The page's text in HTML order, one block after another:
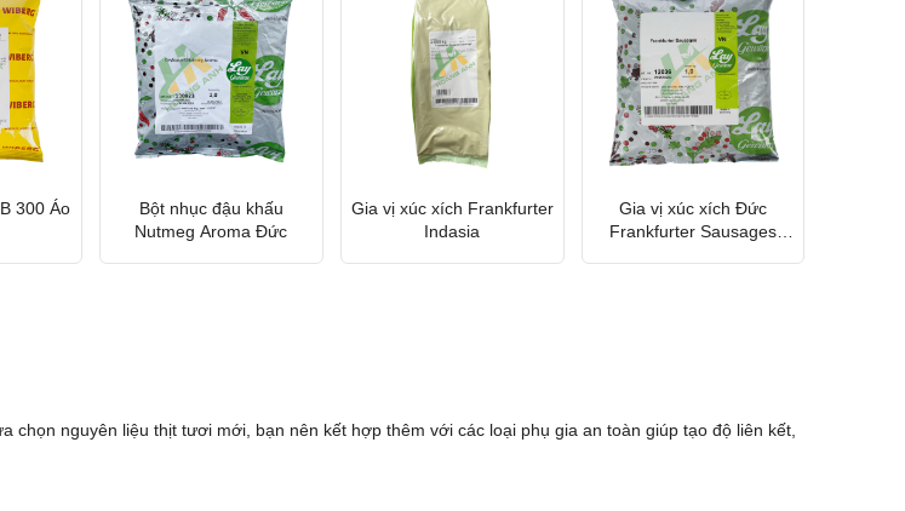
300 Áo
Bột nhục đậu khấu
Nutmeg Aroma Đức
Gia vị xúc xích Frankfurter
Indasia
Gia vị xúc xích Đức
Frankfurter Sausages
nguyên liệu thịt tươi mới, bạn nên kết hợp thêm với các loại phụ gia an toàn giúp tạo độ liên kết,